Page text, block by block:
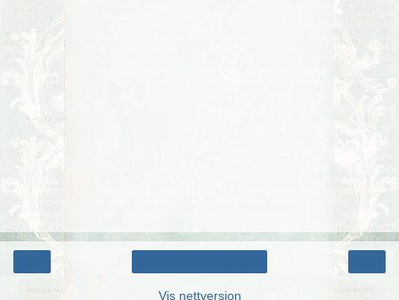
Vis nettversjon